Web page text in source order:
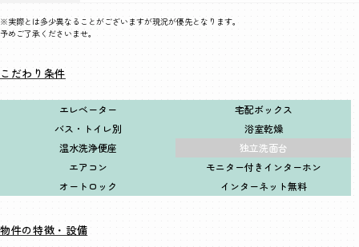
※実際とは多少異なることがございますが現況が優先となります。
予めご了承くださいませ。
こだわり条件
エレベーター
宅配ボックス
バス・トイレ別
浴室乾燥
温水洗浄便座
独立洗面台
エアコン
モニター付きインターホン
オートロック
インターネット無料
物件の特徴・設備